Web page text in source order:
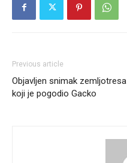
Previous article
Objavljen snimak zemljotresa
koji je pogodio Gacko